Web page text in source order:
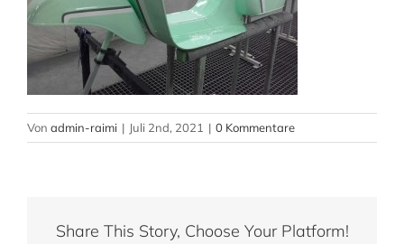
Von admin-raimi | Juli 2nd, 2021 | 0 Kommentare
Share This Story, Choose Your Platform!